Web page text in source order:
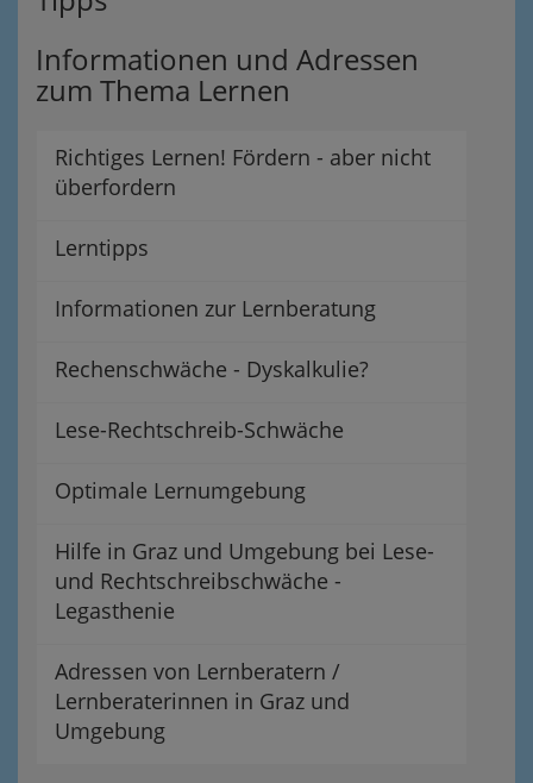
Informationen und Adressen
zum Thema Lernen
Richtiges Lernen! Fördern - aber nicht
überfordern
Lerntipps
Informationen zur Lernberatung
Rechenschwäche - Dyskalkulie?
Lese-Rechtschreib-Schwäche
Optimale Lernumgebung
Hilfe in Graz und Umgebung bei Lese-
und Rechtschreibschwäche -
Legasthenie
Adressen von Lernberatern /
Lernberaterinnen in Graz und
Umgebung